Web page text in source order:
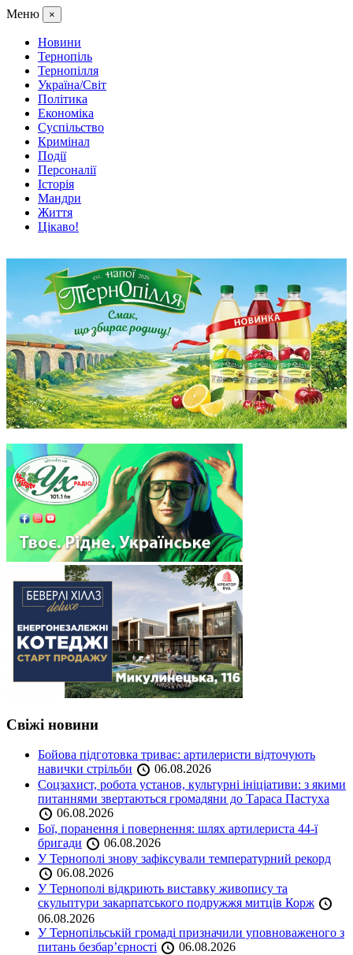
Меню ×
Новини
Тернопіль
Тернопілля
Україна/Світ
Політика
Економіка
Суспільство
Кримінал
Події
Персоналії
Історія
Мандри
Життя
Цікаво!
Свіжі новини
Бойова підготовка триває: артилеристи відточують
навички стрільби
06.08.2026
Соцзахист, робота установ, культурні ініціативи: з якими
питаннями звертаються громадяни до Тараса Пастуха
06.08.2026
Бої, поранення і повернення: шлях артилериста 44-ї
бригади
06.08.2026
У Тернополі знову зафіксували температурний рекорд
06.08.2026
У Тернополі відкриють виставку живопису та
скульптури закарпатського подружжя митців Корж
06.08.2026
У Тернопільській громаді призначили уповноваженого з
питань безбар’єрності
06.08.2026